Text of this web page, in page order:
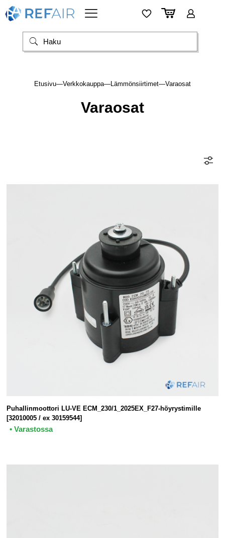
Etusivu—Verkkokauppa—Lämmönsiirtimet—Varaosat
Varaosat
Puhallinmoottori LU-VE ECM_230/1_2025EX_F27-höyrystimille
[32010005 / ex 30159544]
• Varastossa